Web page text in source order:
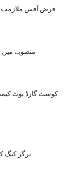
قرض آفس ملازمت
منصوبے
کوسٹ گارڈ بوٹ کیمپ
برگر کنگ